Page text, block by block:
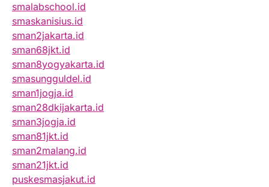
smalabschool.id
smaskanisius.id
sman2jakarta.id
sman68jkt.id
sman8yogyakarta.id
smasungguldel.id
sman1jogja.id
sman28dkijakarta.id
sman3jogja.id
sman81jkt.id
sman2malang.id
sman21jkt.id
puskesmasjakut.id